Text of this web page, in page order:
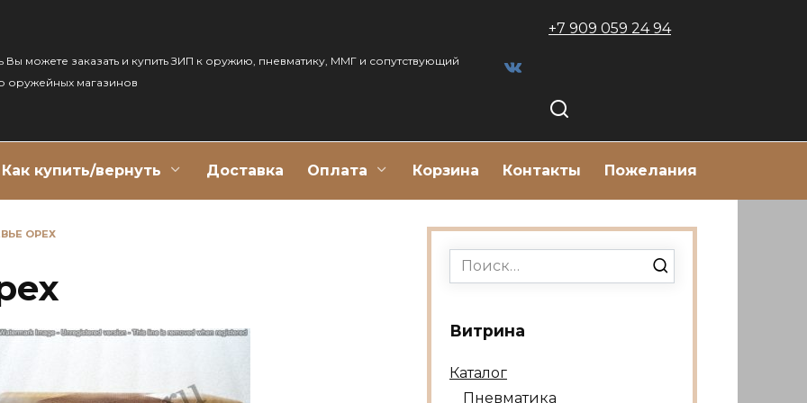
Вы можете заказать и купить ЗИП к оружию, пневматику, ММГ и сопутствующий
оружейных магазинов
+7 909 059 24 94
Как купить/вернуть Доставка Оплата Корзина Контакты Пожелания
ОРЕХ
Search
for:
Витрина
Каталог
Пневматика